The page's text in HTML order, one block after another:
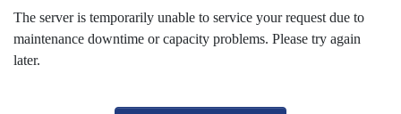
The server is temporarily unable to service your request due to
maintenance downtime or capacity problems. Please try again
later.